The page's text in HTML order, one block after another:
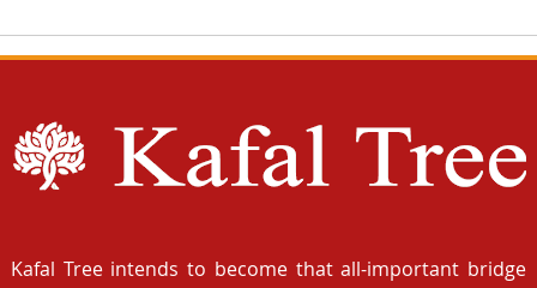
Kafal Tree intends to become that all-important bridge